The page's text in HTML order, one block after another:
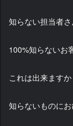
知らない担当者さ
100%知らないお
これは出来ますか
知らないものに